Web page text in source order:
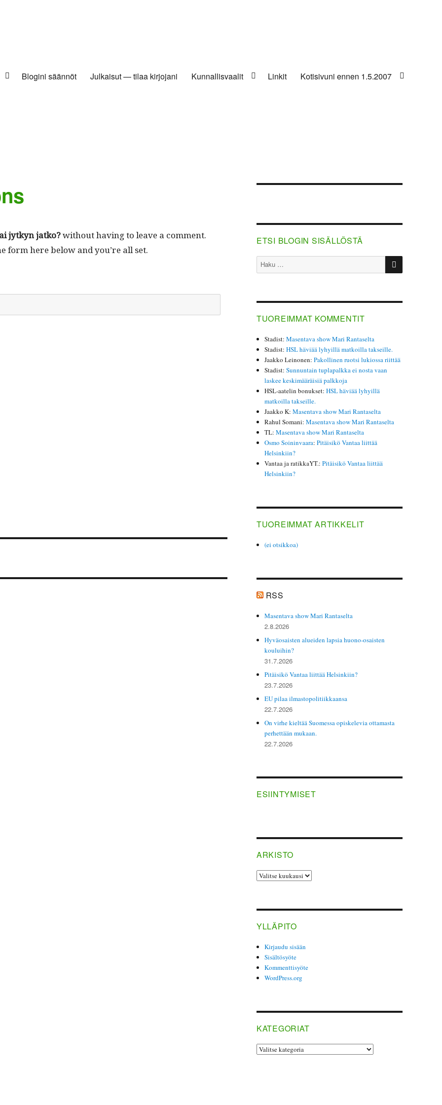
Blogini säännöt Julkaisut — tilaa kirjojani Kunnallisvaalit Linkit Kotisivuni ennen 1.5.2007
jytkyn jatko?with­out hav­ing to leave a com­ment.
form here below and you’re all set.
ETSI BLOGIN SISÄLLÖSTÄ
Etsi: HAKU
TUOREIMMAT KOMMENTIT
Stadist:Masentava show Mari Rantaselta
Stadist:HSL häviää lyhyillä matkoilla takseille.
Jaakko Leinonen:Pakollinen ruotsi lukiossa riittää
Stadist:Sunnuntain tuplapalkka ei nosta vaan
laskee keskimääräisiä palkkoja
HSL-aatelin bonukset:HSL häviää lyhyillä
matkoilla takseille.
Jaakko K:Masentava show Mari Rantaselta
Rahul Somani:Masentava show Mari Rantaselta
TL:Masentava show Mari Rantaselta
Osmo Soininvaara:Pitäisikö Vantaa liittää
Helsinkiin?
Vantaa ja ratikkaYT.:Pitäisikö Vantaa liittää
Helsinkiin?
TUOREIMMAT ARTIKKELIT
(ei otsikkoa)
RSS
Masentava show Mari Rantaselta
2.8.2026
Hyväosaisten alueiden lapsia huono-osaisten
kouluihin?
31.7.2026
Pitäisikö Vantaa liittää Helsinkiin?
23.7.2026
EU pilaa ilmastopolitiikkaansa
22.7.2026
On virhe kieltää Suomessa opiskelevia ottamasta
perhettään mukaan.
22.7.2026
ESIINTYMISET
ARKISTO
ARKISTO
YLLÄPITO
Kirjaudu sisään
Sisältösyöte
Kommenttisyöte
WordPress.org
KATEGORIAT
Kategoriat